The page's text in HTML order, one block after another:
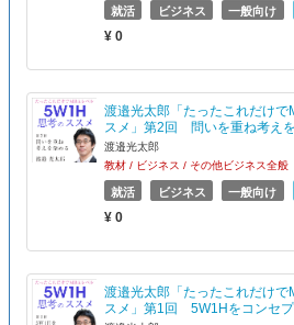
就活 ビジネス 一般向け
¥ 0
渡邉光太郎「たったこれだけ
スメ」第2回 問いを重ね考え
渡邉光太郎
教材 / ビジネス / その他ビジネス全般
就活 ビジネス 一般向け
¥ 0
渡邉光太郎「たったこれだけ
スメ」第1回 5W1Hをコンセ